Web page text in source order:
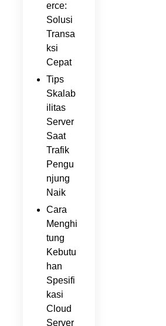
erce:
Solusi
Transa
ksi
Cepat
Tips
Skalab
ilitas
Server
Saat
Trafik
Pengu
njung
Naik
Cara
Menghi
tung
Kebutu
han
Spesifi
kasi
Cloud
Server